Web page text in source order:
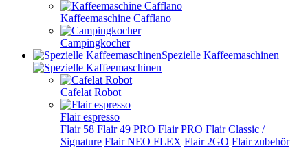
Kaffeemaschine Cafflano
Campingkocher
Spezielle Kaffeemaschinen
Cafelat Robot
Flair espresso
Flair 58 Flair 49 PRO Flair PRO Flair Classic /
Signature Flair NEO FLEX Flair 2GO Flair zubehör